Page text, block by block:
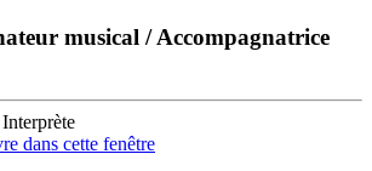
musical / Accompagnatrice
dans cette fenêtre